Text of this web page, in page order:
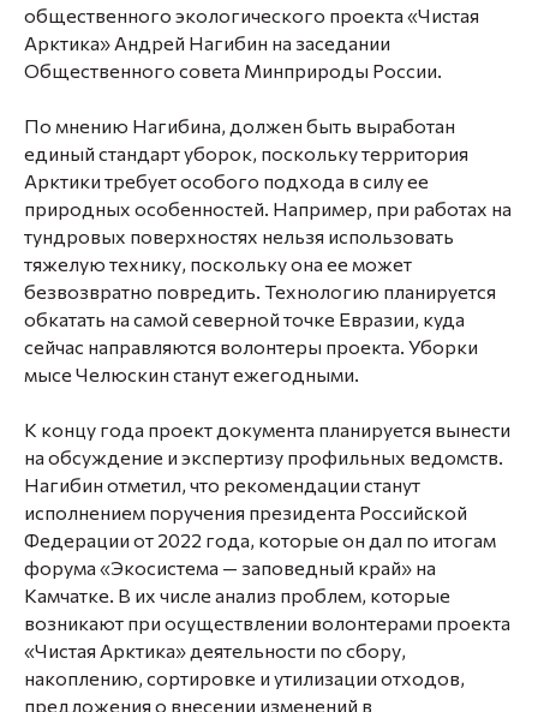
общественного экологического проекта «Чистая
Арктика» Андрей Нагибин на заседании
Общественного совета Минприроды России.
По мнению Нагибина, должен быть выработан
единый стандарт уборок, поскольку территория
Арктики требует особого подхода в силу ее
природных особенностей. Например, при работах на
тундровых поверхностях нельзя использовать
тяжелую технику, поскольку она ее может
безвозвратно повредить. Технологию планируется
обкатать на самой северной точке Евразии, куда
сейчас направляются волонтеры проекта. Уборки
мысе Челюскин станут ежегодными.
К концу года проект документа планируется вынести
на обсуждение и экспертизу профильных ведомств.
Нагибин отметил, что рекомендации станут
исполнением поручения президента Российской
Федерации от 2022 года, которые он дал по итогам
форума «Экосистема — заповедный край» на
Камчатке. В их числе анализ проблем, которые
возникают при осуществлении волонтерами проекта
«Чистая Арктика» деятельности по сбору,
накоплению, сортировке и утилизации отходов,
предложения о внесении изменений в